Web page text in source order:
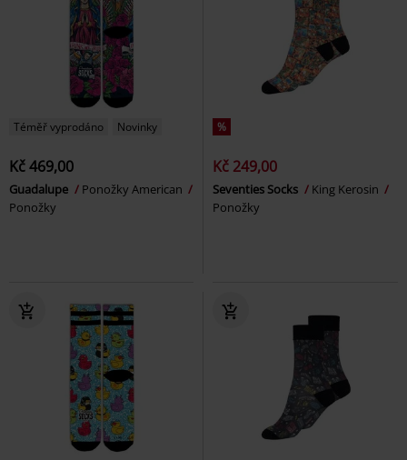
Téměř vyprodáno Novinky
Kč 469,00
Guadalupe
Ponožky American
Ponožky
%
Kč 249,00
Seventies Socks
King Kerosin
Ponožky